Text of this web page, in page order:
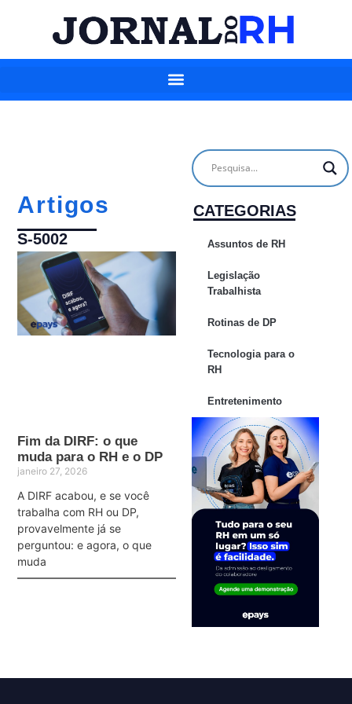
Artigos
S-5002
Fim da DIRF: o que
muda para o RH e o DP
janeiro 27, 2026
A DIRF acabou, e se você
trabalha com RH ou DP,
provavelmente já se
perguntou: e agora, o que
muda
CATEGORIAS
Assuntos de RH
Legislação
Trabalhista
Rotinas de DP
Tecnologia para o
RH
Entretenimento